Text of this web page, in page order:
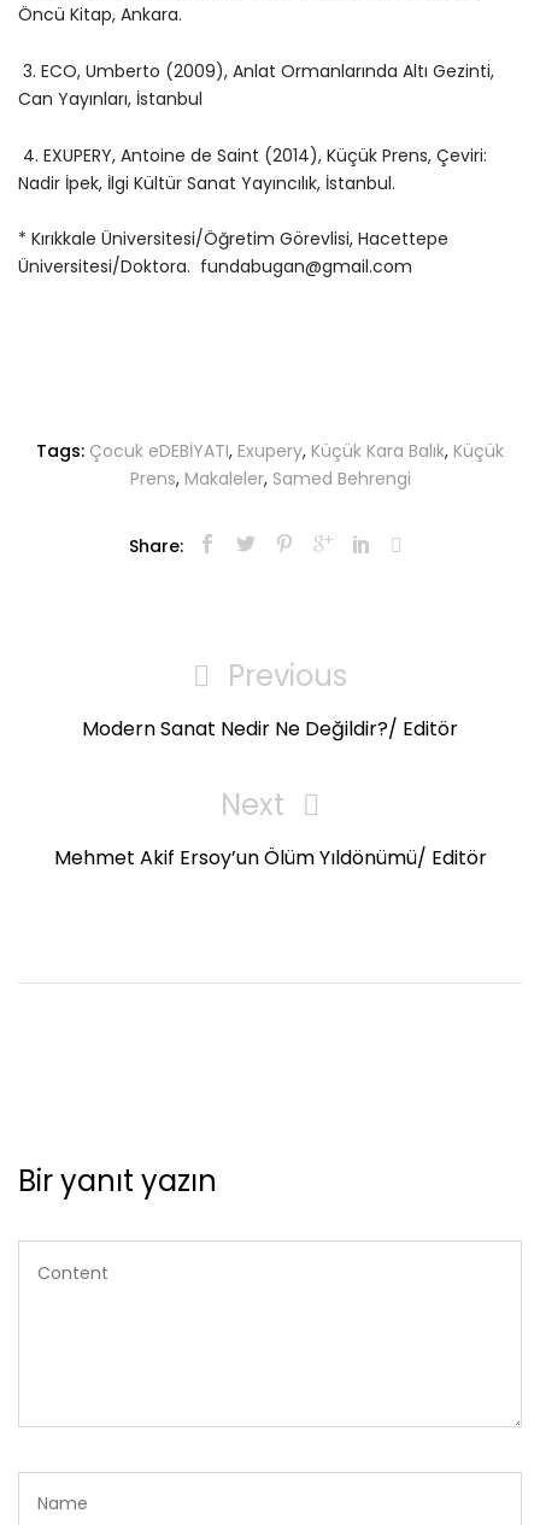
Öncü Kitap, Ankara.
3. ECO, Umberto (2009), Anlat Ormanlarında Altı Gezinti,
Can Yayınları, İstanbul
4. EXUPERY, Antoine de Saint (2014), Küçük Prens, Çeviri:
Nadir İpek, İlgi Kültür Sanat Yayıncılık, İstanbul.
* Kırıkkale Üniversitesi/Öğretim Görevlisi, Hacettepe
Üniversitesi/Doktora. fundabugan@gmail.com
Tags: Çocuk eDEBİYATI, Exupery, Küçük Kara Balık, Küçük
Prens, Makaleler, Samed Behrengi
Share:
gezinmesiPrevious
Post
Previous
Modern Sanat Nedir Ne Değildir?/ Editör
Next
Post
Next
Mehmet Akif Ersoy’un Ölüm Yıldönümü/ Editör
Bir yanıt yazın